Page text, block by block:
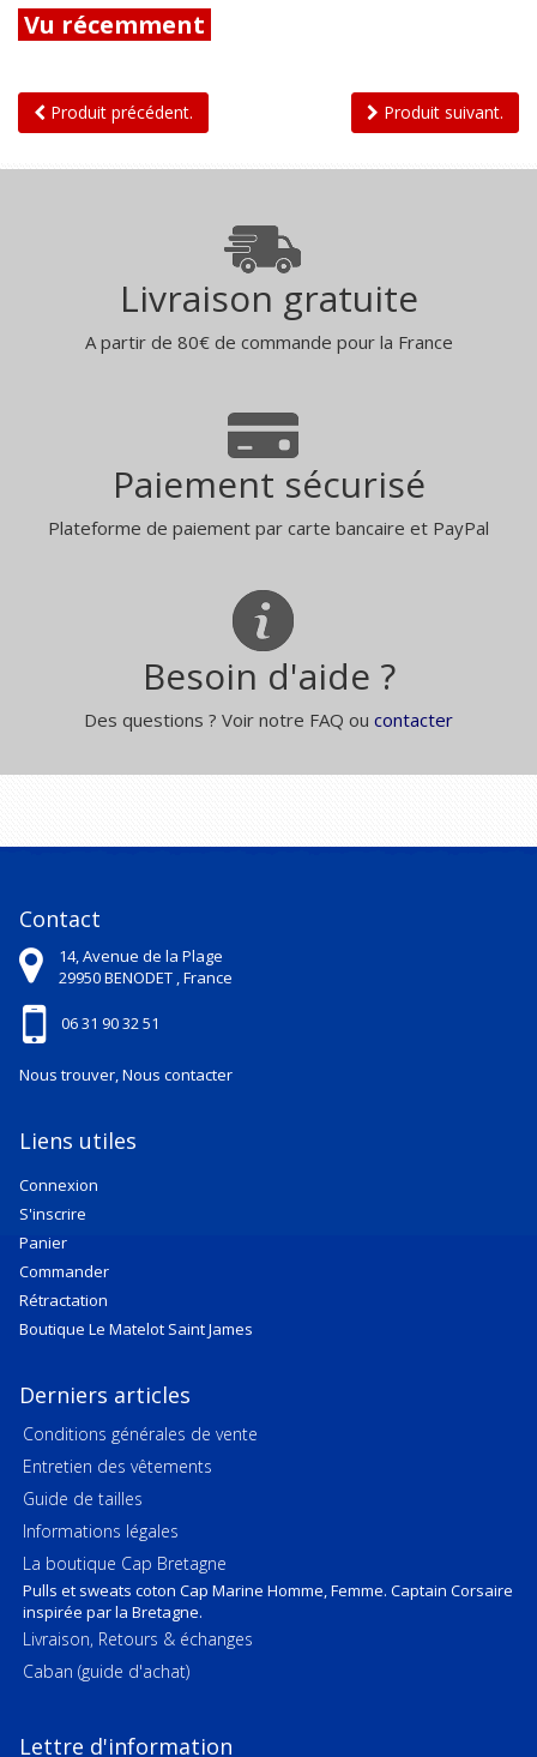
Vu récemment
Produit précédent. Produit suivant.
Livraison gratuite
A partir de 80€ de commande pour la France
Paiement sécurisé
Plateforme de paiement par carte bancaire et PayPal
Besoin d'aide ?
Des questions ? Voir notre FAQ ou contacter
Contact
14, Avenue de la Plage
29950BENODET ,France
06 31 90 32 51
Nous trouver, Nous contacter
Liens utiles
Connexion
S'inscrire
Panier
Commander
Rétractation
Boutique Le Matelot Saint James
Derniers articles
Conditions générales de vente
Entretien des vêtements
Guide de tailles
Informations légales
La boutique Cap Bretagne
Pulls et sweats coton Cap Marine Homme, Femme. Captain Corsaire
inspirée par la Bretagne.
Livraison, Retours & échanges
Caban (guide d'achat)
Lettre d'information